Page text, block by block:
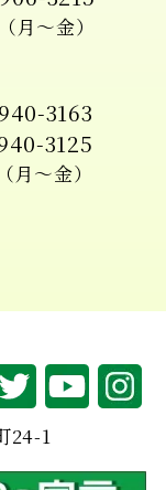
月〜金）
3163
3125
月〜金）
24-1